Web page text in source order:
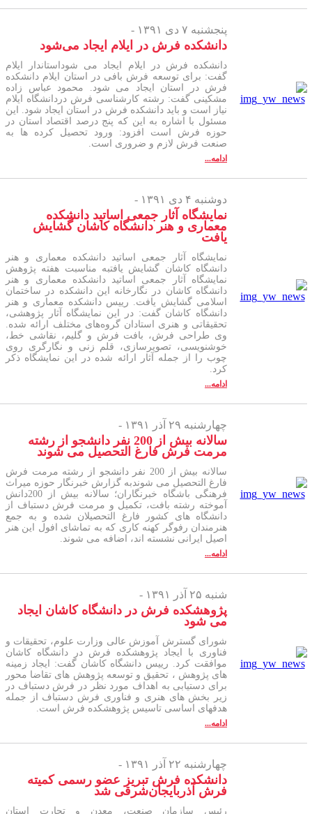
پنجشنبه ۷ دی ۱۳۹۱ -
دانشکده فرش در ایلام ایجاد می‌شود
دانشکده فرش در ایلام ایجاد می شوداستاندار ایلام
گفت: برای توسعه فرش بافی در استان ایلام دانشکده
فرش در استان ایجاد می شود. محمود عباس زاده
مشکینی گفت: رشته کارشناسی فرش دردانشگاه ایلام
نیاز است و باید دانشکده فرش در استان ایجاد شود. این
مسئول با اشاره به این که پنج درصد اقتصاد استان در
حوزه فرش است افزود: ورود تحصیل کرده ها به
صنعت فرش لازم و ضروری است.
ادامه...
دوشنبه ۴ دی ۱۳۹۱ -
نمایشگاه آثار جمعی اساتید دانشکده
معماری و هنر دانشگاه کاشان گشایش
یافت
نمایشگاه آثار جمعی اساتید دانشکده معماری و هنر
دانشگاه کاشان گشایش یافتبه مناسبت هفته پژوهش
نمایشگاه آثار جمعی اساتید دانشکده معماری و هنر
دانشگاه کاشان در نگارخانه این دانشکده در ساختمان
اسلامی گشایش یافت. رییس دانشکده معماری و هنر
دانشگاه کاشان گفت: در این نمایشگاه آثار پژوهشی،
تحقیقاتی و هنری استادان گروه‌های مختلف ارائه شده.
وی طراحی فرش، بافت فرش و گلیم، نقاشی خط،
خوشنویسی، تصویرسازی، قلم زنی و نگارگری روی
چوب را از جمله آثار ارائه شده در این نمایشگاه ذکر
کرد.
ادامه...
چهارشنبه ۲۹ آذر ۱۳۹۱ -
سالانه بیش از 200 نفر دانشجو از رشته
مرمت فرش فارغ التحصیل می شوند
سالانه بیش از 200 نفر دانشجو از رشته مرمت فرش
فارغ التحصیل می شوندبه گزارش خبرنگار حوزه میراث
فرهنگی باشگاه خبرنگاران؛ سالانه بیش از 200دانش
آموخته رشته بافت، تکمیل و مرمت فرش دستباف از
دانشگاه های کشور فارغ التحصیلان شده و به جمع
هنرمندان رفوگر کهنه کاری که به تماشای افول این هنر
اصیل ایرانی نشسته اند، اضافه می شوند.
ادامه...
شنبه ۲۵ آذر ۱۳۹۱ -
پژوهشکده فرش در دانشگاه کاشان ایجاد
می شود
شورای گسترش آموزش عالی وزارت علوم، تحقیقات و
فناوری با ایجاد پژوهشکده فرش در دانشگاه کاشان
موافقت کرد. رییس دانشگاه کاشان گفت: ایجاد زمینه
های پژوهش ، تحقیق و توسعه پژوهش های تقاضا محور
برای دستیابی به اهداف مورد نظر در فرش دستباف در
زیر بخش های هنری و فناوری فرش دستباف از جمله
هدفهای اساسی تاسیس پژوهشکده فرش است.
ادامه...
چهارشنبه ۲۲ آذر ۱۳۹۱ -
دانشکده فرش تبریز عضو رسمی کمیته
فرش آذربایجان‌شرقی شد
رئیس سازمان صنعت، معدن و تجارت استان